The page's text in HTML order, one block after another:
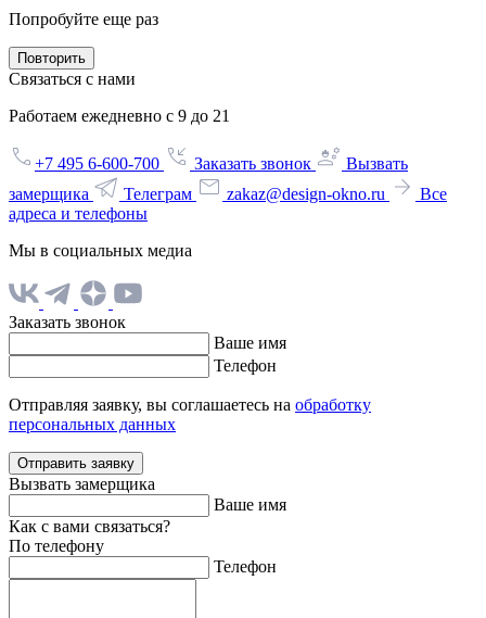
Попробуйте еще раз
Повторить
Связаться с нами
Работаем ежедневно с 9 до 21
+7 495 6-600-700 Заказать звонок
Вызвать
замерщика
Телеграм zakaz@design-okno.ru
Все
адреса и телефоны
Мы в социальных медиа
Заказать звонок
Ваше имя
Телефон
Отправляя заявку, вы соглашаетесь на обработку
персональных данных
Отправить заявку
Вызвать замерщика
Ваше имя
Как с вами связаться?
По телефону
Телефон